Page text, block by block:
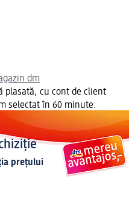
dm
plasată, cu cont de client
selectat în 60 minute.
prețului